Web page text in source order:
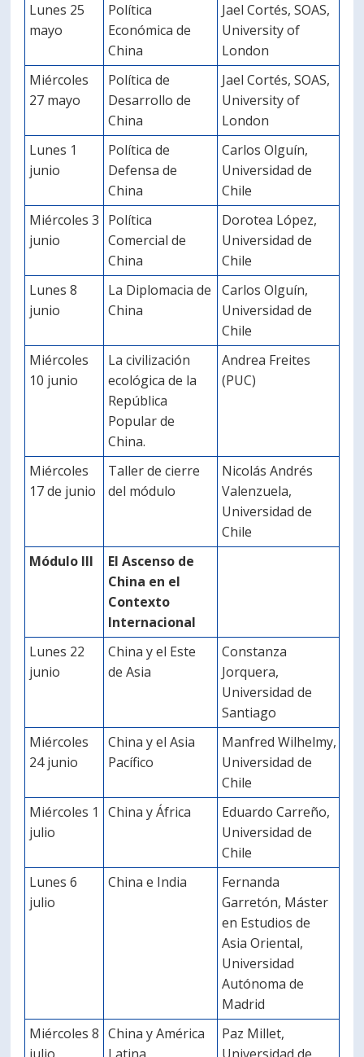
Lunes 25
mayo
Política
Económica de
China
Jael Cortés, SOAS,
University of
London
Miércoles
27 mayo
Política de
Desarrollo de
China
Jael Cortés, SOAS,
University of
London
Lunes 1
junio
Política de
Defensa de
China
Carlos Olguín,
Universidad de
Chile
Miércoles 3
junio
Política
Comercial de
China
Dorotea López,
Universidad de
Chile
Lunes 8
junio
La Diplomacia de
China
Carlos Olguín,
Universidad de
Chile
Miércoles
10 junio
La civilización
ecológica de la
República
Popular de
China.
Andrea Freites
(PUC)
Miércoles
17 de junio
Taller de cierre
del módulo
Nicolás Andrés
Valenzuela,
Universidad de
Chile
Módulo III
El Ascenso de
China en el
Contexto
Internacional
Lunes 22
junio
China y el Este
de Asia
Constanza
Jorquera,
Universidad de
Santiago
Miércoles
24 junio
China y el Asia
Pacífico
Manfred Wilhelmy,
Universidad de
Chile
Miércoles 1
julio
China y África
Eduardo Carreño,
Universidad de
Chile
Lunes 6
julio
China e India
Fernanda
Garretón, Máster
en Estudios de
Asia Oriental,
Universidad
Autónoma de
Madrid
Miércoles 8 China y América
Paz Millet,